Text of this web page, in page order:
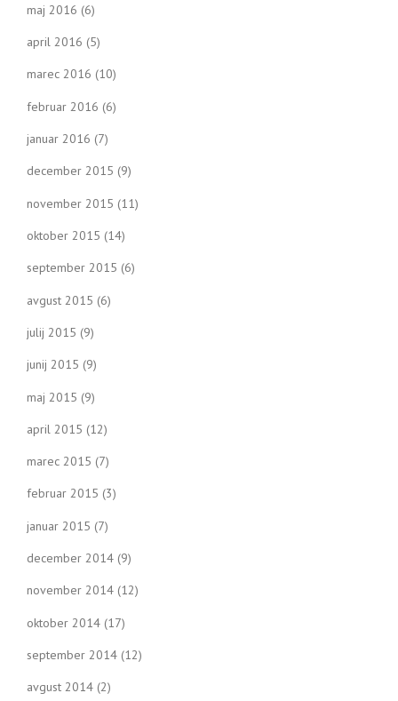
maj 2016 (6)
april 2016 (5)
marec 2016 (10)
februar 2016 (6)
januar 2016 (7)
december 2015 (9)
november 2015 (11)
oktober 2015 (14)
september 2015 (6)
avgust 2015 (6)
julij 2015 (9)
junij 2015 (9)
maj 2015 (9)
april 2015 (12)
marec 2015 (7)
februar 2015 (3)
januar 2015 (7)
december 2014 (9)
november 2014 (12)
oktober 2014 (17)
september 2014 (12)
avgust 2014 (2)